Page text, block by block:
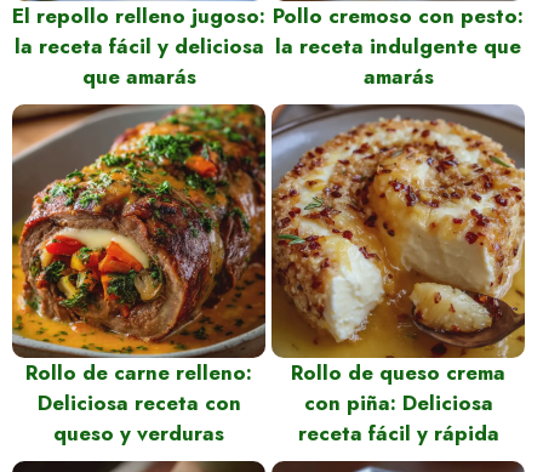
El repollo relleno jugoso:
la receta fácil y deliciosa
que amarás
Pollo cremoso con pesto:
la receta indulgente que
amarás
Rollo de carne relleno:
Deliciosa receta con
queso y verduras
Rollo de queso crema
con piña: Deliciosa
receta fácil y rápida